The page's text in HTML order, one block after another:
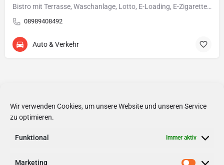
Wir verwenden Cookies, um unsere Website und unseren Service
zu optimieren.
Funktional Immer aktiv
Marketing
Bistro mit Terrasse, Waschanlage, Lotto, E-Loading, E-Zigarette&Liquid's, Shisha Tabak
08989408492
Auto & Verkehr